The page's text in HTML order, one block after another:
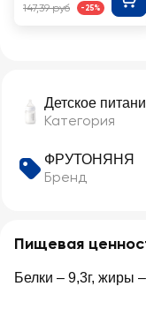
Детское
Категория
ФРУТОНЯНЯ
Бренд
Пищевая
Белки – 9,3г, жиры
147,39 руб -25%